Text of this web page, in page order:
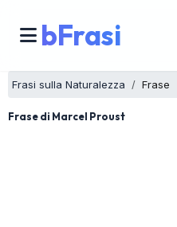
bFrasi
Frasi sulla Naturalezza Frase
Frase di Marcel Proust